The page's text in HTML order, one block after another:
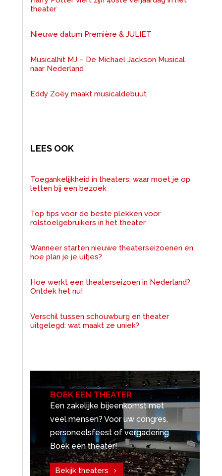
theater
Nieuwe datum Première & JULIET
Musicalhit MJ – De Michael Jackson Musical
naar Nederland
Eddy Zoëy maakt musicaldebuut
LEES OOK
Toegankelijkheid in theaters: waar moet je op
letten bij een bezoek
Top tips voor de beste plekken voor
rolstoelgebruikers in het theater
Wanneer starten nieuwe theaterseizoenen en
hoe plan je je uitjes?
Hoe werkt een theaterseizoen in Nederland?
Ontdek het nu!
Verschil tussen schouwburg en theater
uitgelegd: wat maakt ze uniek?
BOEK EEN THEATER
Een zakelijke bijeenkomst met
veel mensen? Voor uw congres,
personeelsfeest of vergadering.
Boek een theater!
Bekijk theaters